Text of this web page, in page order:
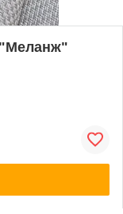
"Меланж"